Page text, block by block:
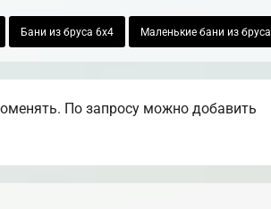
Бани из бруса 6х4 Маленькие бани из бруса
По запросу можно добавить